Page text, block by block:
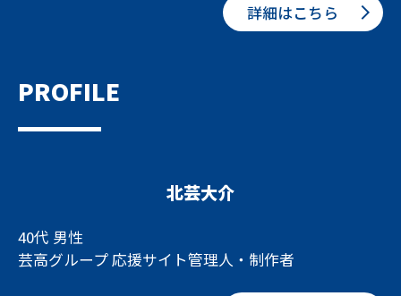
詳細はこちら
PROFILE
北芸大介
40代 男性
芸高グループ 応援サイト管理人・制作者